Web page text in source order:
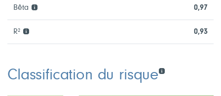
Bêta 0,97
R² 0,93
Classification du risque